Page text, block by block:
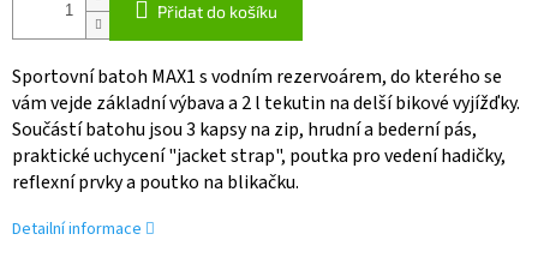
Přidat do košíku
Sportovní batoh MAX1 s vodním rezervoárem, do kterého se
vám vejde základní výbava a 2 l tekutin na delší bikové vyjížďky.
Součástí batohu jsou 3 kapsy na zip, hrudní a bederní pás,
praktické uchycení "jacket strap", poutka pro vedení hadičky,
reflexní prvky a poutko na blikačku.
Detailní informace